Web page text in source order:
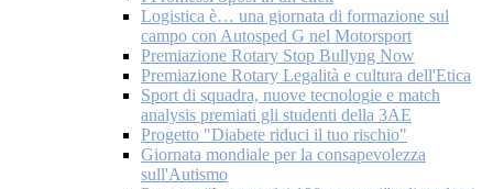
Logistica è… una giornata di formazione sul
campo con Autosped G nel Motorsport
Premiazione Rotary Stop Bullyng Now
Premiazione Rotary Legalità e cultura dell'Etica
Sport di squadra, nuove tecnologie e match
analysis premiati gli studenti della 3AE
Progetto "Diabete riduci il tuo rischio"
Giornata mondiale per la consapevolezza
sull'Autismo